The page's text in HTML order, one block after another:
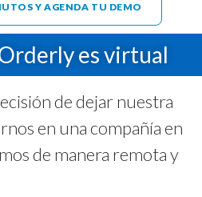
Y AGENDA TU DEMO
es virtual
de dejar nuestra
en una compañía en
de manera remota y